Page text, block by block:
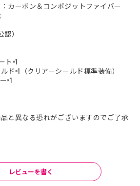
カーボン＆コンポジットファイバー
）
ト×1
ド×1（クリアーシールド標準装備）
×1
と異なる恐れがございますのでご了承
レビューを書く